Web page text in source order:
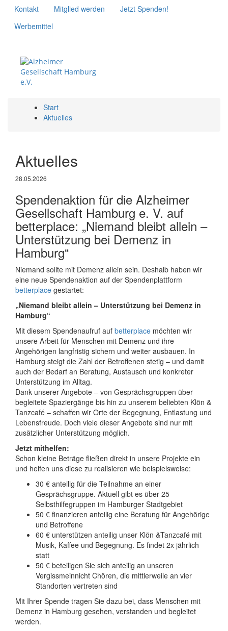
Kontakt Mitglied werden
Jetzt Spenden!
Werbemittel
Start
Aktuelles
Aktuelles
28.05.2026
Spendenaktion für die Alzheimer
Gesellschaft Hamburg e. V. auf
betterplace: „Niemand bleibt allein –
Unterstützung bei Demenz in
Hamburg“
Niemand sollte mit Demenz allein sein. Deshalb haben wir
eine neue Spendenaktion auf der Spendenplattform
betterplace gestartet:
„Niemand bleibt allein – Unterstützung bei Demenz in
Hamburg“
Mit diesem Spendenaufruf auf betterplace möchten wir
unsere Arbeit für Menschen mit Demenz und ihre
Angehörigen langfristig sichern und weiter ausbauen. In
Hamburg steigt die Zahl der Betroffenen stetig – und damit
auch der Bedarf an Beratung, Austausch und konkreter
Unterstützung im Alltag.
Dank unserer Angebote – von Gesprächsgruppen über
begleitete Spaziergänge bis hin zu unserem beliebten Klön &
Tanzcafé – schaffen wir Orte der Begegnung, Entlastung und
Lebensfreude. Doch viele dieser Angebote sind nur mit
zusätzlicher Unterstützung möglich.
Jetzt mithelfen:
Schon kleine Beträge fließen direkt in unsere Projekte ein
und helfen uns diese zu realisieren wie beispielsweise:
30 € anteilig für die Teilnahme an einer
Gesprächsgruppe. Aktuell gibt es über 25
Selbsthilfegruppen im Hamburger Stadtgebiet
50 € finanzieren anteilig eine Beratung für Angehörige
und Betroffene
60 € unterstützen anteilig unser Klön &Tanzcafé mit
Musik, Kaffee und Begegnung. Es findet 2x jährlich
statt
50 € beteiligen Sie sich anteilig an unseren
Vergissmeinnicht Chören, die mittlerweile an vier
Standorten vertreten sind
Mit Ihrer Spende tragen Sie dazu bei, dass Menschen mit
Demenz in Hamburg gesehen, verstanden und begleitet
werden.